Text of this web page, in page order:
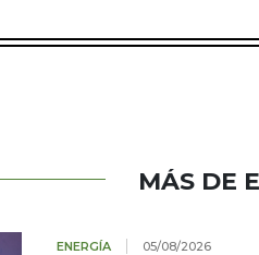
MÁS DE
ENERGÍA 05/08/2026